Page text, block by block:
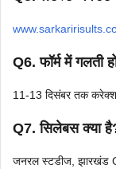
Q6. फॉर्म में गलती
11-13 दिसंबर तक
Q7. सिलेबस क्या
जनरल स्टडीज, झारखंड